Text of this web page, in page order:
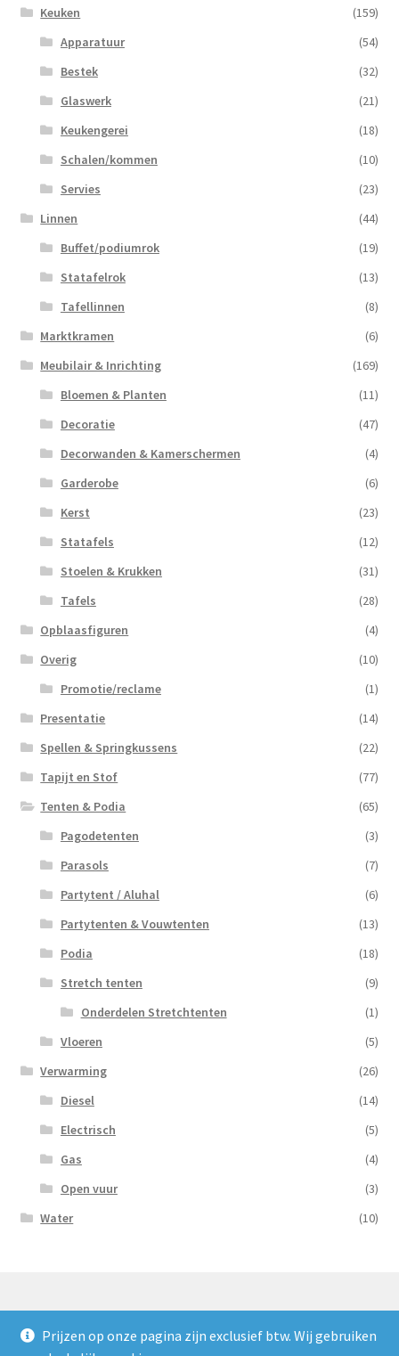
Prijzen op onze pagina zijn exclusief btw. Wij gebruiken
Keuken
(159)
Apparatuur
(54)
Bestek
(32)
Glaswerk
(21)
Keukengerei
(18)
Schalen/kommen
(10)
Servies
(23)
Linnen
(44)
Buffet/podiumrok
(19)
Statafelrok
(13)
Tafellinnen
(8)
Marktkramen
(6)
Meubilair & Inrichting
(169)
Bloemen & Planten
(11)
Decoratie
(47)
Decorwanden & Kamerschermen
(4)
Garderobe
(6)
Kerst
(23)
Statafels
(12)
Stoelen & Krukken
(31)
Tafels
(28)
Opblaasfiguren
(4)
Overig
(10)
Promotie/reclame
(1)
Presentatie
(14)
Spellen & Springkussens
(22)
Tapijt en Stof
(77)
Tenten & Podia
(65)
Pagodetenten
(3)
Parasols
(7)
Partytent / Aluhal
(6)
Partytenten & Vouwtenten
(13)
Podia
(18)
Stretch tenten
(9)
Onderdelen Stretchtenten
(1)
Vloeren
(5)
Verwarming
(26)
Diesel
(14)
Electrisch
(5)
Gas
(4)
Open vuur
(3)
Water
(10)
© Nooijens Verhuur 2026